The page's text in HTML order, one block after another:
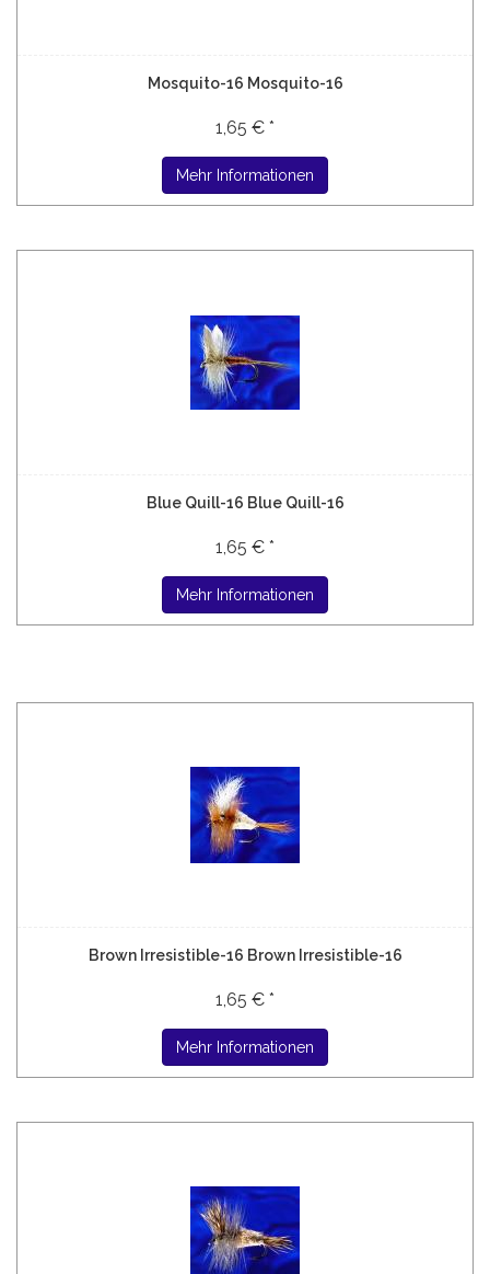
Mosquito-16 Mosquito-16
1,65 € *
Mehr Informationen
Blue Quill-16 Blue Quill-16
1,65 € *
Mehr Informationen
Brown Irresistible-16 Brown Irresistible-16
1,65 € *
Mehr Informationen